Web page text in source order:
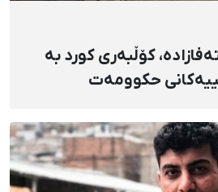
کۆڵبەری کورد بە
حکوومەت